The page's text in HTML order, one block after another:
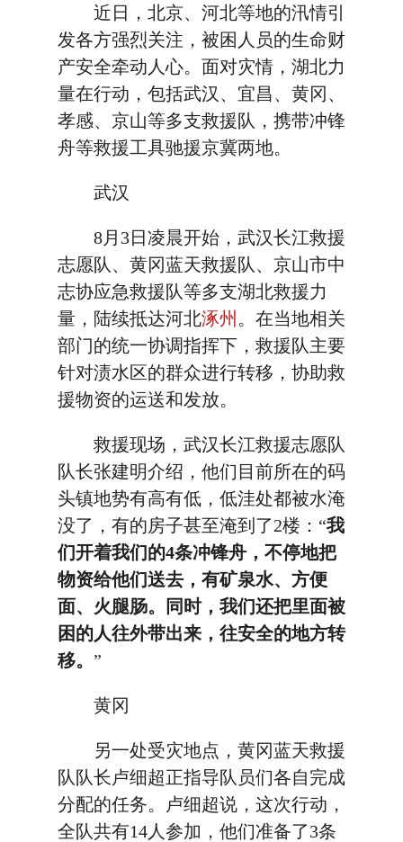
近日，北京、河北等地的汛情引
发各方强烈关注，被困人员的生命财
产安全牵动人心。面对灾情，湖北力
量在行动，包括武汉、宜昌、黄冈、
孝感、京山等多支救援队，携带冲锋
舟等救援工具驰援京冀两地。
武汉
8月3日凌晨开始，武汉长江救援
志愿队、黄冈蓝天救援队、京山市中
志协应急救援队等多支湖北救援力
量，陆续抵达河北涿州 。在当地相关
部门的统一协调指挥下，救援队主要
针对渍水区的群众进行转移，协助救
援物资的运送和发放。
救援现场，武汉长江救援志愿队
队长张建明介绍，他们目前所在的码
头镇地势有高有低，低洼处都被水淹
没了，有的房子甚至淹到了2楼：“我
们开着我们的4条冲锋舟，不停地把
物资给他们送去，有矿泉水、方便
面、火腿肠。同时，我们还把里面被
困的人往外带出来，往安全的地方转
移。 ”
黄冈
另一处受灾地点，黄冈蓝天救援
队队长卢细超正指导队员们各自完成
分配的任务。卢细超说，这次行动，
全队共有14人参加，他们准备了3条